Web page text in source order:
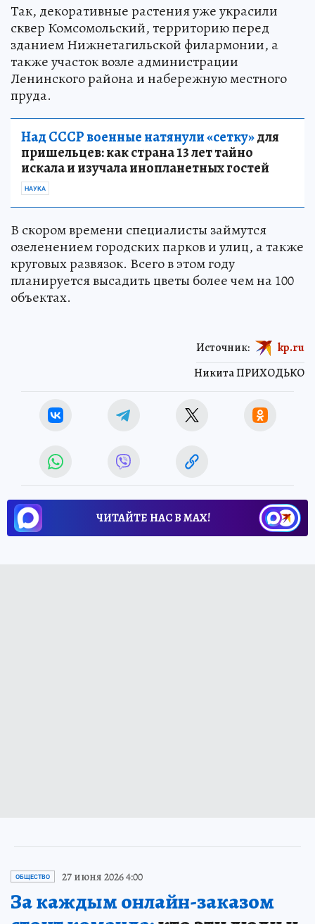
Так, декоративные растения уже украсили
сквер Комсомольский, территорию перед
зданием Нижнетагильской филармонии, а
также участок возле администрации
Ленинского района и набережную местного
пруда.
Над СССР военные натянули «сетку»для
пришельцев: как страна 13 лет тайно
искала и изучала инопланетных гостей
НАУКА
В скором времени специалисты займутся
озеленением городских парков и улиц, а также
круговых развязок. Всего в этом году
планируется высадить цветы более чем на 100
объектах.
Никита ПРИХОДЬКО
Источник: kp.ru
ЧИТАЙТЕ НАС В МАХ!
ОБЩЕСТВО 27 июня 2026 4:00
За каждым онлайн-заказом